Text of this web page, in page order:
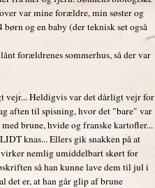
var mine forældre, min søster og
og en baby (der teknisk set også
forældrenes sommerhus, så der var
vejr... Heldigvis var det dårligt vejr for
aften til spisning, hvor det "bare" var
brune, hvide og franske kartofler...
knas... Ellers gik snakken på at
nemlig umiddelbart skørt for
så han kunne lave dem til jul i
det er, at han går glip af brune